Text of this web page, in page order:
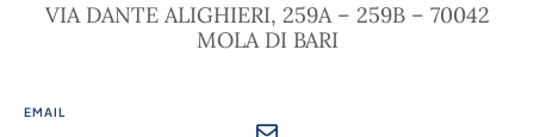
VIA DANTE ALIGHIERI, 259A – 259B – 70042
MOLA DI BARI
EMAIL